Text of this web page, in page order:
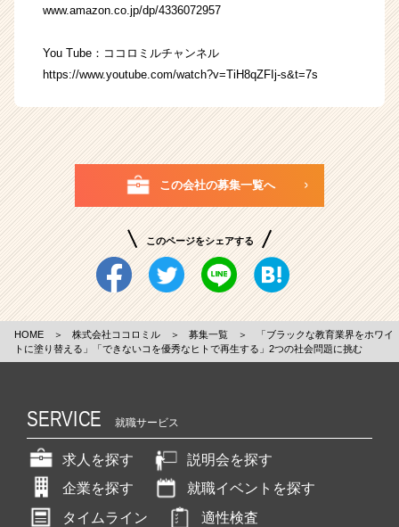
www.amazon.co.jp/dp/4336072957
You Tube：ココロミルチャンネル
https://www.youtube.com/watch?v=TiH8qZFIj-s&t=7s
この会社の募集一覧へ
このページをシェアする
HOME ＞ 株式会社ココロミル ＞ 募集一覧 ＞
「ブラックな教育業界をホワイ
トに塗り替える」「できないコを優秀なヒトで再生する」2つの社会問題に挑む
SERVICE 就職サービス
求人を探す
説明会を探す
企業を探す
就職イベントを探す
タイムライン
適性検査